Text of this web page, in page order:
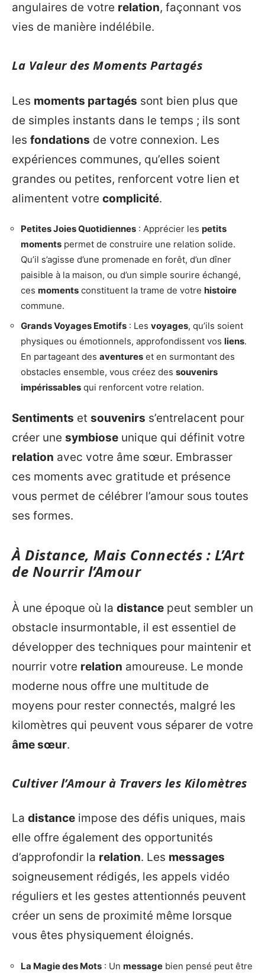
angulaires de votre relation, façonnant vos
vies de manière indélébile.
La Valeur des Moments Partagés
Les moments partagés sont bien plus que
de simples instants dans le temps ; ils sont
les fondations de votre connexion. Les
expériences communes, qu’elles soient
grandes ou petites, renforcent votre lien et
alimentent votre complicité.
Petites Joies Quotidiennes : Apprécier les petits
moments permet de construire une relation solide.
Qu’il s’agisse d’une promenade en forêt, d’un dîner
paisible à la maison, ou d’un simple sourire échangé,
ces moments constituent la trame de votre histoire
commune.
Grands Voyages Emotifs : Les voyages, qu’ils soient
physiques ou émotionnels, approfondissent vos liens.
En partageant des aventures et en surmontant des
obstacles ensemble, vous créez des souvenirs
impérissables qui renforcent votre relation.
Sentiments et souvenirs s’entrelacent pour
créer une symbiose unique qui définit votre
relation avec votre âme sœur. Embrasser
ces moments avec gratitude et présence
vous permet de célébrer l’amour sous toutes
ses formes.
À Distance, Mais Connectés : L’Art
de Nourrir l’Amour
À une époque où la distance peut sembler un
obstacle insurmontable, il est essentiel de
développer des techniques pour maintenir et
nourrir votre relation amoureuse. Le monde
moderne nous offre une multitude de
moyens pour rester connectés, malgré les
kilomètres qui peuvent vous séparer de votre
âme sœur.
Cultiver l’Amour à Travers les Kilomètres
La distance impose des défis uniques, mais
elle offre également des opportunités
d’approfondir la relation. Les messages
soigneusement rédigés, les appels vidéo
réguliers et les gestes attentionnés peuvent
créer un sens de proximité même lorsque
vous êtes physiquement éloignés.
La Magie des Mots : Un message bien pensé peut être